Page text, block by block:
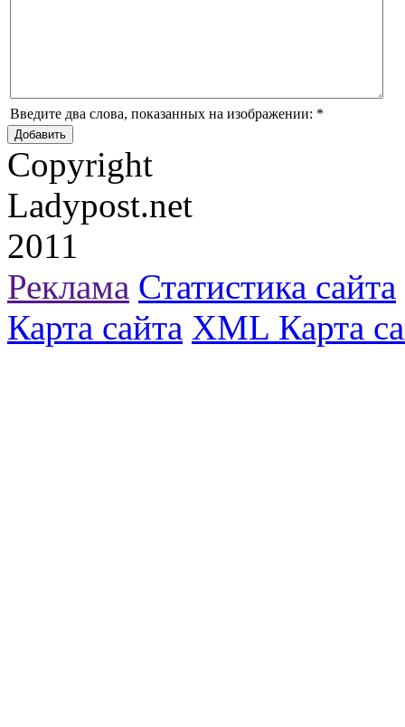
Введите два слова, показанных на изображении: *
Copyright
Ladypost.net
2011
Реклама Статистика сайта
Карта сайта XML Карта